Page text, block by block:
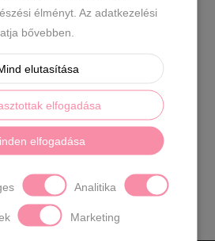
LEÍRÁS
több színben.
béléses.
élményt. Az adatkezelési
bővebben.
elutasítása
elfogadása
elfogadása
Analitika
Marketing